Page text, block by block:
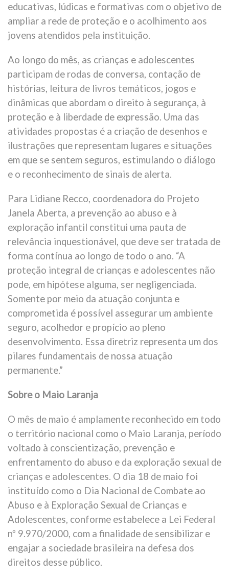
educativas, lúdicas e formativas com o objetivo de
ampliar a rede de proteção e o acolhimento aos
jovens atendidos pela instituição.
Ao longo do mês, as crianças e adolescentes
participam de rodas de conversa, contação de
histórias, leitura de livros temáticos, jogos e
dinâmicas que abordam o direito à segurança, à
proteção e à liberdade de expressão. Uma das
atividades propostas é a criação de desenhos e
ilustrações que representam lugares e situações
em que se sentem seguros, estimulando o diálogo
e o reconhecimento de sinais de alerta.
Para Lidiane Recco, coordenadora do Projeto
Janela Aberta, a prevenção ao abuso e à
exploração infantil constitui uma pauta de
relevância inquestionável, que deve ser tratada de
forma contínua ao longo de todo o ano. “A
proteção integral de crianças e adolescentes não
pode, em hipótese alguma, ser negligenciada.
Somente por meio da atuação conjunta e
comprometida é possível assegurar um ambiente
seguro, acolhedor e propício ao pleno
desenvolvimento. Essa diretriz representa um dos
pilares fundamentais de nossa atuação
permanente.”
Sobre o Maio Laranja
O mês de maio é amplamente reconhecido em todo
o território nacional como o Maio Laranja, período
voltado à conscientização, prevenção e
enfrentamento do abuso e da exploração sexual de
crianças e adolescentes. O dia 18 de maio foi
instituído como o Dia Nacional de Combate ao
Abuso e à Exploração Sexual de Crianças e
Adolescentes, conforme estabelece a Lei Federal
nº 9.970/2000, com a finalidade de sensibilizar e
engajar a sociedade brasileira na defesa dos
direitos desse público.